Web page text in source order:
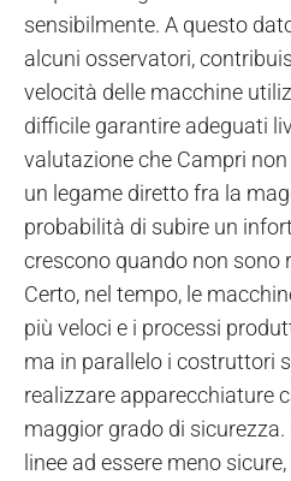
sensibilmente. A questo
alcuni osservatori,
velocità delle macchine
difficile garantire adeguati
valutazione che Campri
un legame diretto fra la
probabilità di subire un
crescono quando non sono
Certo, nel tempo, le
più veloci e i processi
ma in parallelo i costruttori
realizzare apparecchiature
maggior grado di sicurezza.
linee ad essere meno